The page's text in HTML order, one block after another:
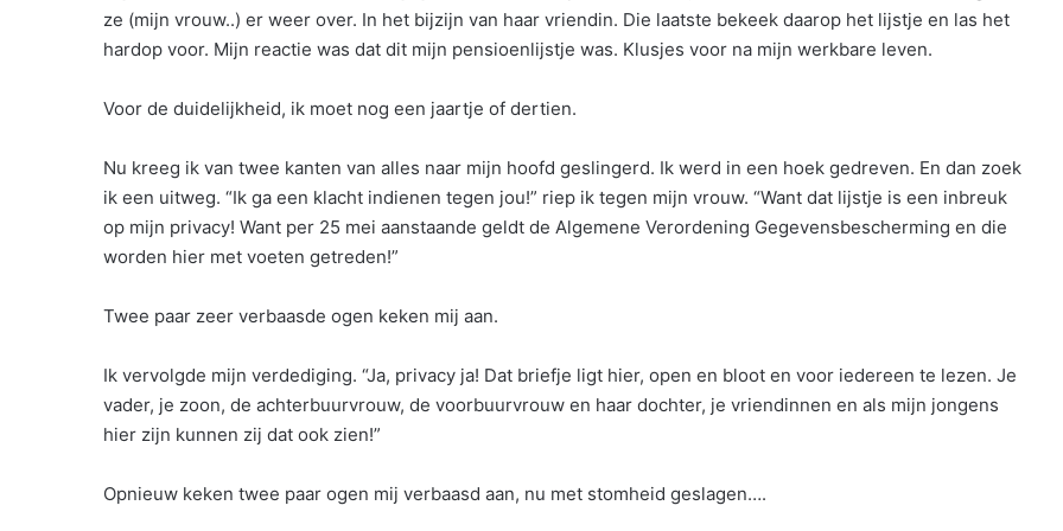
ze (mijn vrouw..) er weer over. In het bijzijn van haar vriendin. Die laatste bekeek daarop het lijstje en las het
hardop voor. Mijn reactie was dat dit mijn pensioenlijstje was. Klusjes voor na mijn werkbare leven.
Voor de duidelijkheid, ik moet nog een jaartje of dertien.
Nu kreeg ik van twee kanten van alles naar mijn hoofd geslingerd. Ik werd in een hoek gedreven. En dan zoek
ik een uitweg. “Ik ga een klacht indienen tegen jou!” riep ik tegen mijn vrouw. “Want dat lijstje is een inbreuk
op mijn privacy! Want per 25 mei aanstaande geldt de Algemene Verordening Gegevensbescherming en die
worden hier met voeten getreden!”
Twee paar zeer verbaasde ogen keken mij aan.
Ik vervolgde mijn verdediging. “Ja, privacy ja! Dat briefje ligt hier, open en bloot en voor iedereen te lezen. Je
vader, je zoon, de achterbuurvrouw, de voorbuurvrouw en haar dochter, je vriendinnen en als mijn jongens
hier zijn kunnen zij dat ook zien!”
Opnieuw keken twee paar ogen mij verbaasd aan, nu met stomheid geslagen….